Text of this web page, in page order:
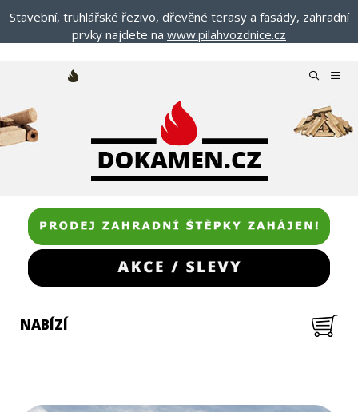
naStavební, truhlářské řezivo, dřevěné terasy a fasády, zahradní
prvky najdete na www.pilahvozdnice.cz
Menu
NABÍZÍ